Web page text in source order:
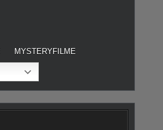
MYSTERYFILME